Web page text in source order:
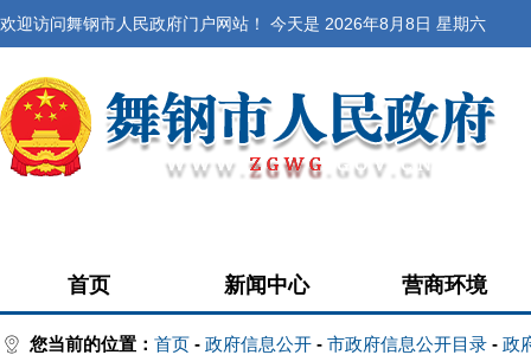
欢迎访问舞钢市人民政府门户网站！ 今天是 2026年8月8日 星期六
首页 新闻中心 营商环境
您当前的位置： 首页 - 政府信息公开 - 市政府信息公开目录 - 政